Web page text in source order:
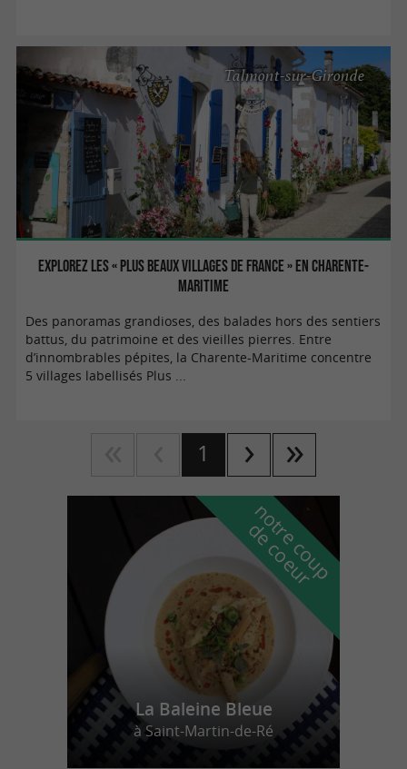
Explorez les « Plus Beaux Villages de France » en Charente-
Maritime
Talmont-sur-Gironde
Des panoramas grandioses, des balades hors des sentiers
battus, du patrimoine et des vieilles pierres. Entre
d’innombrables pépites, la Charente-Maritime concentre
5 villages labellisés Plus ...
1
n
o
t
r
e
c
o
u
p
d
e
c
o
e
u
r
La Baleine Bleue
à Saint-Martin-de-Ré